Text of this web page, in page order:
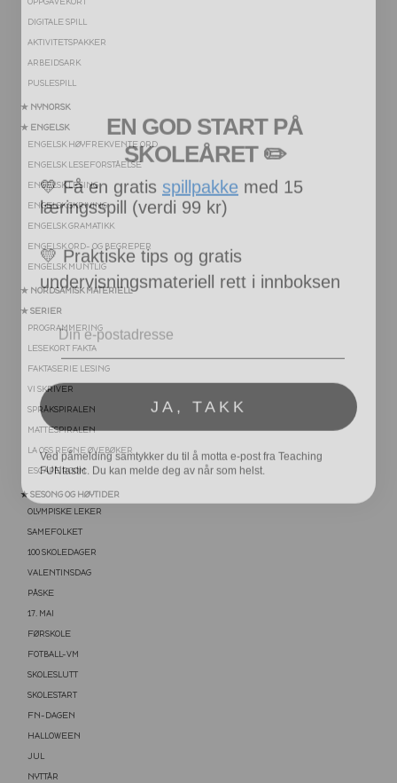
DIGITALE SPILL
AKTIVITETSPAKKER
ARBEIDSARK
PUSLESPILL
★ NYNORSK
★ ENGELSK
ENGELSK HØYFREKVENTE ORD
ENGELSK LESEFORSTÅELSE
ENGELSK LESING
ENGELSK SKRIVING
ENGELSK GRAMATIKK
ENGELSK ORD- OG BEGREPER
ENGELSK MUNTLIG
★ NORDSAMISK MATERIELL
★ SERIER
PROGRAMMERING
LESEKORT FAKTA
FAKTASERIE LESING
VI SKRIVER
SPRÅKSPIRALEN
MATTESPIRALEN
LA OSS REGNE ØVEBØKER
ESCAPE ROOM
★ SESONG OG HØYTIDER
OLYMPISKE LEKER
SAMEFOLKET
100 SKOLEDAGER
VALENTINSDAG
PÅSKE
17. MAI
FØRSKOLE
FOTBALL-VM
SKOLESLUTT
SKOLESTART
FN-DAGEN
HALLOWEEN
JUL
NYTTÅR
SKOLEÅRET​ ✏️
💛Få en gratisspillpakkemed 15
læringsspill (verdi 99 kr)
💛Praktiske tips og gratis
undervisningsmateriell rett i innboksen
Email
JA, TAKK
Ved påmelding samtykker du til å motta e-post fra Teaching